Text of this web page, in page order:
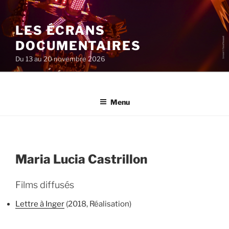
au
contenu
principal
LES ÉCRANS
DOCUMENTAIRES
Du 13 au 20 novembre 2026
Menu
Maria Lucia Castrillon
Films diffusés
Lettre à Inger (2018, Réalisation)